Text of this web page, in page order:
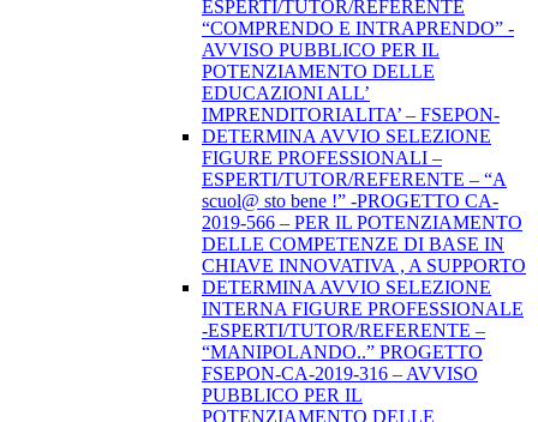
ESPERTI/TUTOR/REFERENTE
“COMPRENDO E INTRAPRENDO” -
AVVISO PUBBLICO PER IL
POTENZIAMENTO DELLE
EDUCAZIONI ALL’
IMPRENDITORIALITA’ – FSEPON-
DETERMINA AVVIO SELEZIONE
FIGURE PROFESSIONALI –
ESPERTI/TUTOR/REFERENTE – “A
scuol@ sto bene !” -PROGETTO CA-
2019-566 – PER IL POTENZIAMENTO
DELLE COMPETENZE DI BASE IN
CHIAVE INNOVATIVA , A SUPPORTO
DETERMINA AVVIO SELEZIONE
INTERNA FIGURE PROFESSIONALE
-ESPERTI/TUTOR/REFERENTE –
“MANIPOLANDO..” PROGETTO
FSEPON-CA-2019-316 – AVVISO
PUBBLICO PER IL
POTENZIAMENTO DELLE